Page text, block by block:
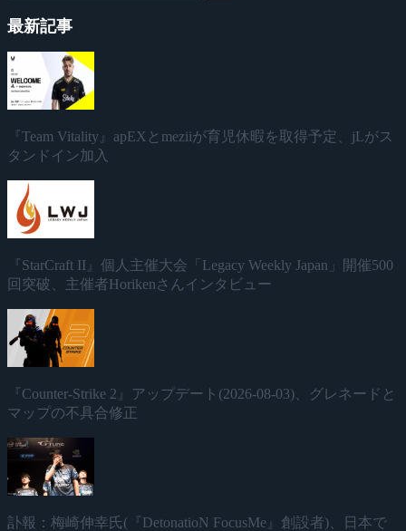
最新記事
『Team Vitality』apEXとmeziiが育児休暇を取得予定、jLがス
タンドイン加入
『StarCraft II』個人主催大会「Legacy Weekly Japan」開催500
回突破、主催者Horikenさんインタビュー
『Counter-Strike 2』アップデート(2026-08-03)、グレネードと
マップの不具合修正
訃報：梅崎伸幸氏(『DetonatioN FocusMe』創設者)、日本で